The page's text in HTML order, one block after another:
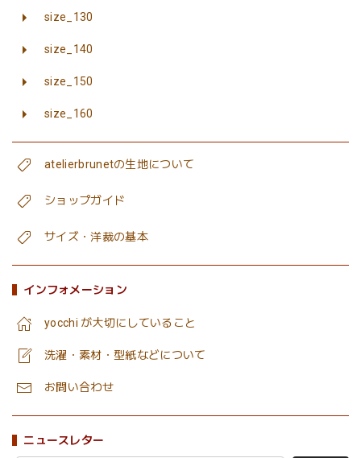
size_130
size_140
size_150
size_160
atelierbrunetの生地について
ショップガイド
サイズ・洋裁の基本
インフォメーション
yocchi が大切にしていること
洗濯・素材・型紙などについて
お問い合わせ
ニュースレター